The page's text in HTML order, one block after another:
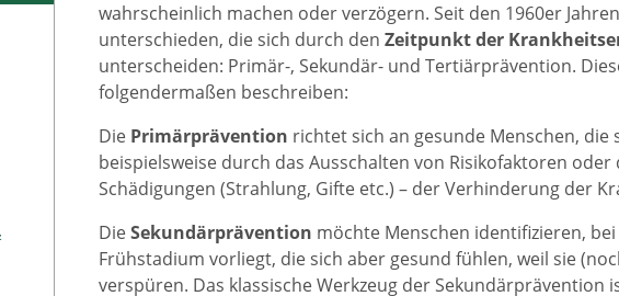
wahrscheinlich machen oder verzögern. Seit den 1960er
unterschieden, die sich durch den Zeitpunkt der
unterscheiden: Primär-, Sekundär- und Tertiärprävention.
folgendermaßen beschreiben:
Die Primärprävention richtet sich an gesunde Menschen,
beispielsweise durch das Ausschalten von Risikofaktoren
Schädigungen (Strahlung, Gifte etc.) – der Verhinderung der
DieSekundärprävention möchte Menschen identifizieren,
Frühstadium vorliegt, die sich aber gesund fühlen, weil sie
verspüren. Das klassische Werkzeug der